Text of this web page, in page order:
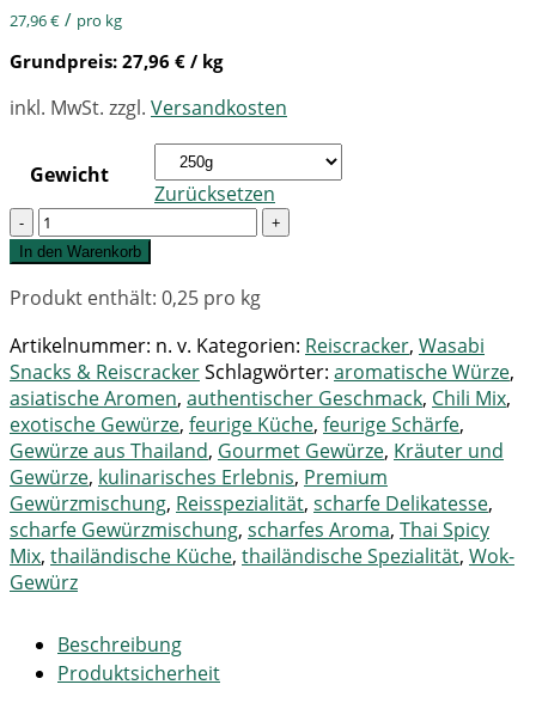
27,96€ / pro kg
Grundpreis: 27,96 € / kg
inkl. MwSt. zzgl. Versandkosten
Gewicht
Zurücksetzen
Quantity
In den Warenkorb
Produkt enthält: 0,25 pro kg
Artikelnummer: n. v. Kategorien: Reiscracker, Wasabi
Snacks & ReiscrackerSchlagwörter: aromatische Würze,
asiatische Aromen, authentischer Geschmack, Chili Mix,
exotische Gewürze, feurige Küche, feurige Schärfe,
Gewürze aus Thailand, Gourmet Gewürze, Kräuter und
Gewürze, kulinarisches Erlebnis, Premium
Gewürzmischung, Reisspezialität, scharfe Delikatesse,
scharfe Gewürzmischung, scharfes Aroma, Thai Spicy
Mix, thailändische Küche, thailändische Spezialität, Wok-
Gewürz
Beschreibung
Produktsicherheit